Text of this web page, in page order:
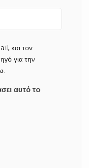
και τον
για την
αυτό το